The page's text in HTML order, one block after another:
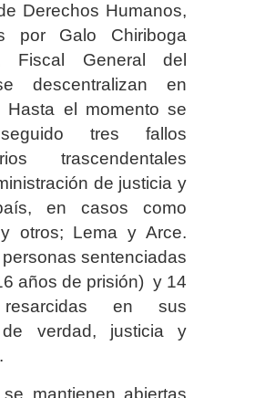
Derechos Humanos,
por Galo Chiriboga
Fiscal General del
descentralizan en
Hasta el momento se
tres fallos
trascendentales
de justicia y
en casos como
otros; Lema y Arce.
sentenciadas
años de prisión) y 14
en sus
de verdad, justicia y